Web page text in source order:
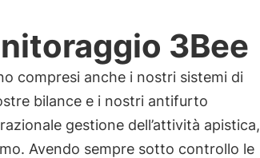
3Bee
compresi anche i nostri sistemi di
bilance e i nostri antifurto
gestione dell’attività apistica,
Avendo sempre sotto controllo le